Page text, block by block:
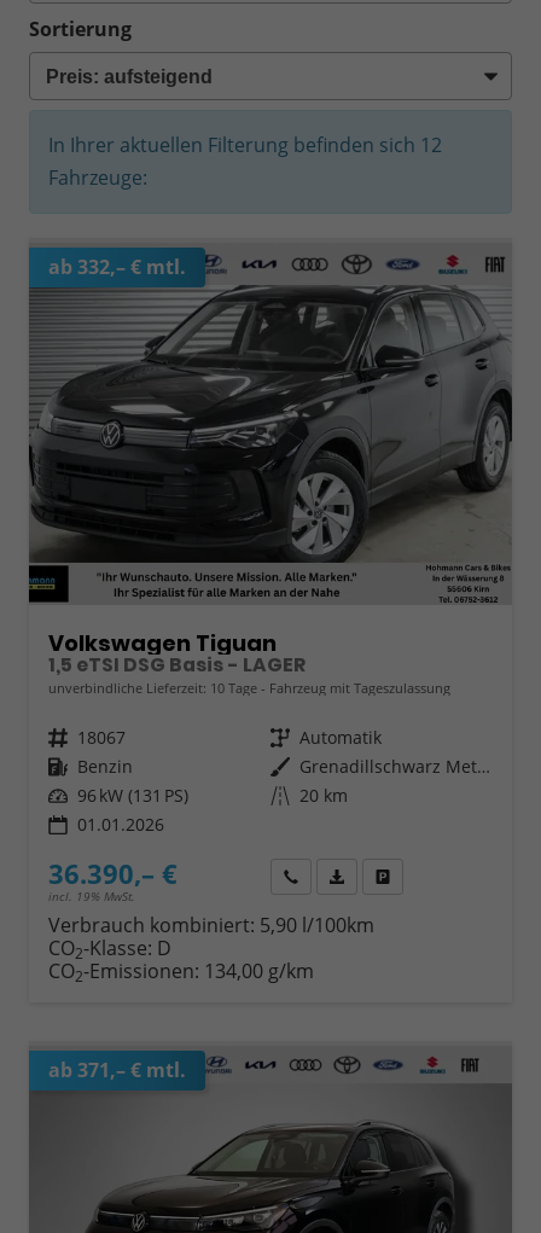
Sortierung
In Ihrer aktuellen Filterung befinden sich 12
Fahrzeuge:
ab 332,– € mtl.
Volkswagen Tiguan
1,5 eTSI DSG Basis - LAGER
unverbindliche Lieferzeit: 10 Tage Fahrzeug mit Tageszulassung
Fahrzeugnr. 18067 Getriebe Automatik
Kraftstoff Benzin Außenfarbe
Grenadillschwarz Metallic (0E)
Leistung 96 kW (131 PS) Kilometerstand 20 km
01.01.2026
36.390,– €
incl. 19% MwSt.
Wir rufen Sie anFahrzeugexposé (PDF)
Verbrauch kombiniert: 5,90 l/100km
CO2-Klasse: D
CO2-Emissionen: 134,00 g/km
ab 371,– € mtl.